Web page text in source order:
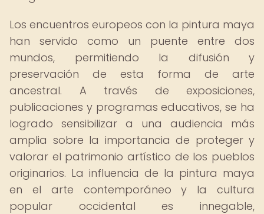
Los encuentros europeos con la pintura maya
han servido como un puente entre dos
mundos, permitiendo la difusión y
preservación de esta forma de arte
ancestral. A través de exposiciones,
publicaciones y programas educativos, se ha
logrado sensibilizar a una audiencia más
amplia sobre la importancia de proteger y
valorar el patrimonio artístico de los pueblos
originarios. La influencia de la pintura maya
en el arte contemporáneo y la cultura
popular occidental es innegable,